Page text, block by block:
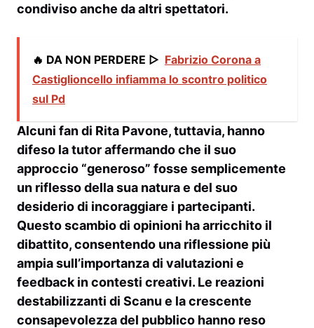
condiviso anche da altri spettatori.
🔥 DA NON PERDERE ▷ Fabrizio Corona a
Castiglioncello infiamma lo scontro politico
sul Pd
Alcuni fan di Rita Pavone, tuttavia, hanno
difeso la tutor affermando che il suo
approccio “generoso” fosse semplicemente
un riflesso della sua natura e del suo
desiderio di incoraggiare i partecipanti.
Questo scambio di opinioni ha arricchito il
dibattito, consentendo una riflessione più
ampia sull’importanza di valutazioni e
feedback in contesti creativi. Le reazioni
destabilizzanti di Scanu e la crescente
consapevolezza del pubblico hanno reso